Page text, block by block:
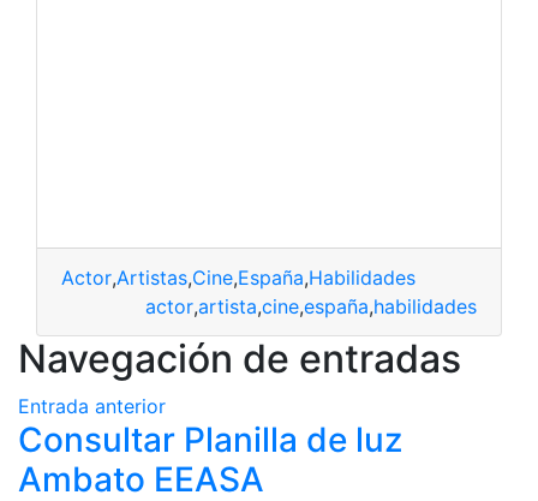
Actor,Artistas,Cine,España,Habilidades
actor,artista,cine,españa,habilidades
Navegación de entradas
Entrada anterior
Consultar Planilla de luz
Ambato EEASA